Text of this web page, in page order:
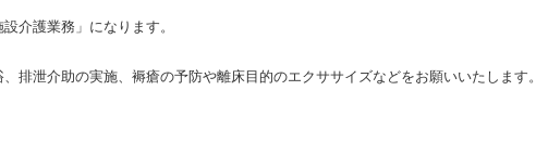
介護業務」になります。
排泄介助の実施、褥瘡の予防や離床目的のエクササイズなどをお願いいたします。